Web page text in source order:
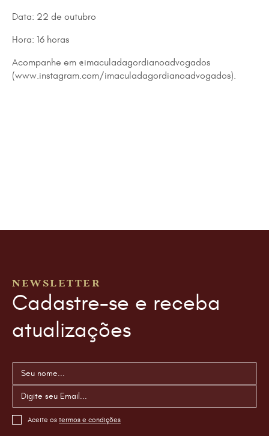
Data: 22 de outubro
Hora: 16 horas
Acompanhe em @imaculadagordianoadvogados
(www.instagram.com/imaculadagordianoadvogados).
NEWSLETTER
Cadastre-se e receba
atualizações
Aceite os termos e condições